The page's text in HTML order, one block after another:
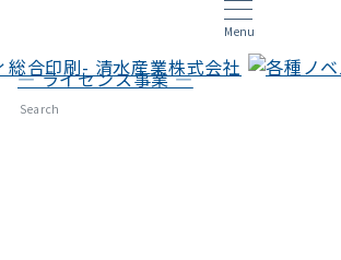
Menu
Search
— ライセンス事業 —
はたらく細胞